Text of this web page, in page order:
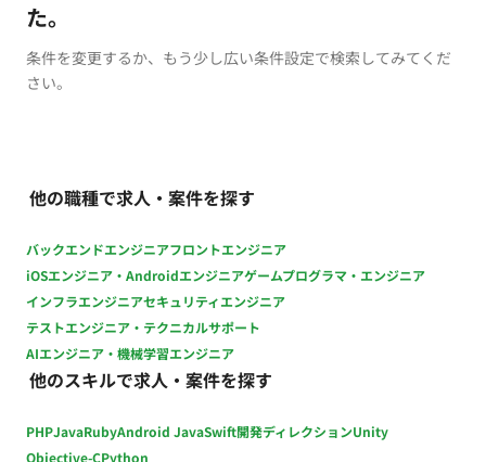
た。
条件を変更するか、もう少し広い条件設定で検索してみてくだ
さい。
他の職種で求人・案件を探す
バックエンドエンジニアフロントエンジニア
iOSエンジニア・Androidエンジニアゲームプログラマ・エンジニア
インフラエンジニアセキュリティエンジニア
テストエンジニア・テクニカルサポート
AIエンジニア・機械学習エンジニア
他のスキルで求人・案件を探す
PHPJavaRubyAndroid JavaSwift開発ディレクションUnity
Objective-CPython